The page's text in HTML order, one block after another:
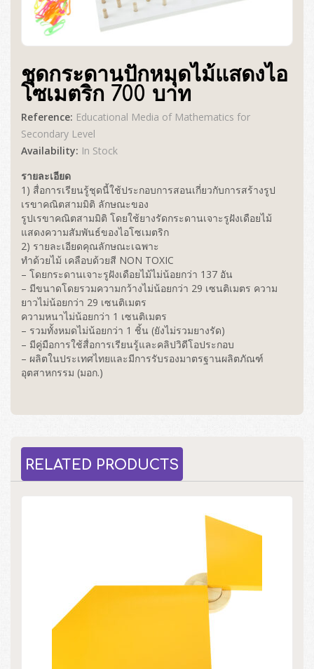
ชุดกระดานปักหมุดไม้แสดงไอ
โซเมตริก 700 บาท
Reference: Educational Media of Mathematics for
Secondary Level
Availability: In Stock
รายละเอียด
1) สื่อการเรียนรู้ชุดนี้ใช้ประกอบการสอนเกี่ยวกับการสร้างรูป
เรขาคณิตสามมิติ ลักษณะของ
รูปเรขาคณิตสามมิติ โดยใช้ยางรัดกระดานเจาะรูฝังเดือยไม้
แสดงความสัมพันธ์ของไอโซเมตริก
2) รายละเอียดคุณลักษณะเฉพาะ
ทำด้วยไม้ เคลือบด้วยสี NON TOXIC
– โดยกระดานเจาะรูฝังเดือยไม้ไม่น้อยกว่า 137 อัน
– มีขนาดโดยรวมความกว้างไม่น้อยกว่า 29 เซนติเมตร ความ
ยาวไม่น้อยกว่า 29 เซนติเมตร
ความหนาไม่น้อยกว่า 1 เซนติเมตร
– รวมทั้งหมดไม่น้อยกว่า 1 ชิ้น (ยังไม่รวมยางรัด)
– มีคู่มือการใช้สื่อการเรียนรู้และคลิปวิดีโอประกอบ
– ผลิตในประเทศไทยและมีการรับรองมาตรฐานผลิตภัณฑ์
อุตสาหกรรม (มอก.)
RELATED PRODUCTS